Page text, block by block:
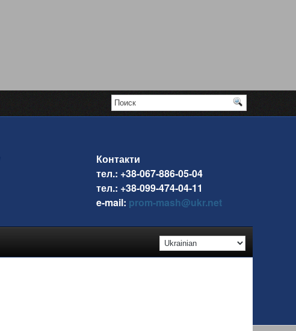
Контакти
тел.: +38-067-886-05-04
тел.: +38-099-474-04-11
e-mail: prom-mash@ukr.net